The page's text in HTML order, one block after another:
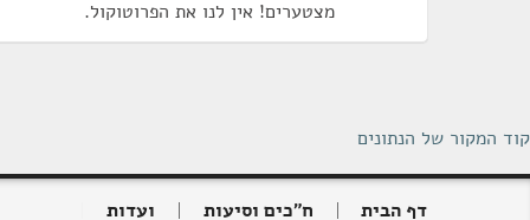
מצטערים! אין לנו את הפרוטוקול.
קוד המקור של הנתונים
דף הבית ח"כים וסיעות ועדות